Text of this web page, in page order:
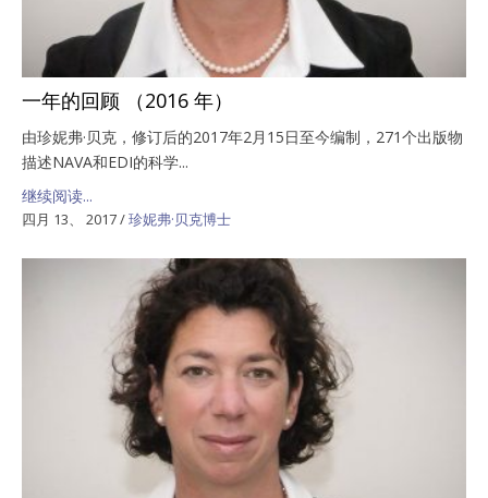
一年的回顾 （2016 年）
由珍妮弗·贝克，修订后的2017年2月15日至今编制，271个出版物
描述NAVA和EDI的科学...
继续阅读...
四月 13、 2017/珍妮弗·贝克博士